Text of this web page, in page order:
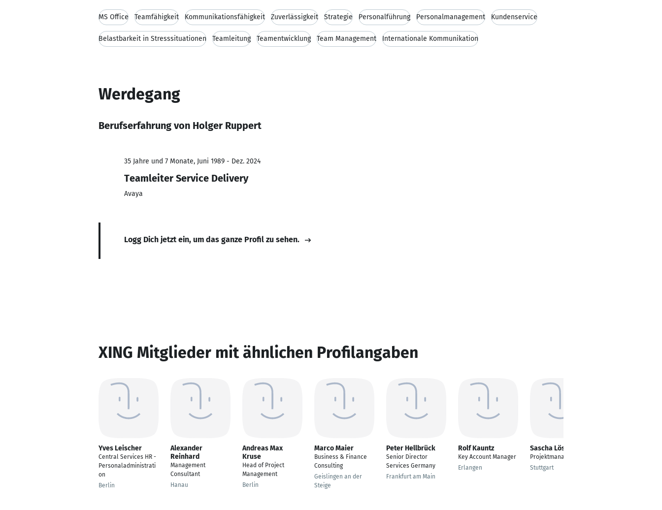
MS Office Teamfähigkeit Kommunikationsfähigkeit Zuverlässigkeit Strategie Personalführung Personalmanagement Kundenservice
Belastbarkeit in Stresssituationen Teamleitung Teamentwicklung Team Management Internationale Kommunikation
Werdegang
Berufserfahrung von Holger Ruppert
35 Jahre und 7 Monate, Juni 1989 - Dez. 2024
Teamleiter Service Delivery
Avaya
Logg Dich jetzt ein, um das ganze Profil zu sehen.
XING Mitglieder mit ähnlichen Profilangaben
Yves Leischer
Central Services HR -
Personaladministrati
on
Berlin
Alexander
Reinhard
Management
Consultant
Hanau
Andreas Max
Kruse
Head of Project
Management
Berlin
Marco Maier
Business & Finance
Consulting
Geislingen an der
Steige
Peter Hellbrück
Senior Director
Services Germany
Frankfurt am Main
Rolf Kauntz
Key Account Manager
Erlangen
Sascha Lösch
Projektmanager
Stuttgart